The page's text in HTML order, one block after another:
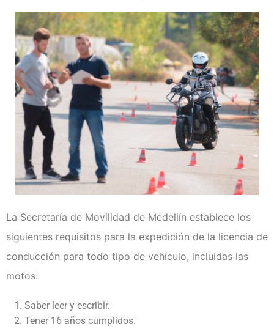
La Secretaría de Movilidad de Medellín establece los
siguientes requisitos para la expedición de la licencia de
conducción para todo tipo de vehículo, incluidas las
motos:
Saber leer y escribir.
Tener 16 años cumplidos.